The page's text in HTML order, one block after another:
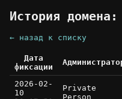
История домена:
← назад к списку
Дата
фиксации
2026-02-
10
Private
Person